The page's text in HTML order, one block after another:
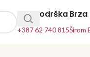
24h Podrška
+387 62 740 815Širom